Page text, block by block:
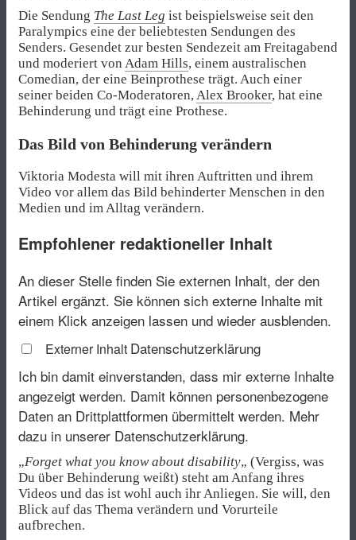
Die Sendung The Last Leg ist beispielsweise seit den
Paralympics eine der beliebtesten Sendungen des
Senders. Gesendet zur besten Sendezeit am Freitagabend
und moderiert von Adam Hills, einem australischen
Comedian, der eine Beinprothese trägt. Auch einer
seiner beiden Co-Moderatoren, Alex Brooker, hat eine
Behinderung und trägt eine Prothese.
Das Bild von Behinderung verändern
Viktoria Modesta will mit ihren Auftritten und ihrem
Video vor allem das Bild behinderter Menschen in den
Medien und im Alltag verändern.
Empfohlener redaktioneller Inhalt
An dieser Stelle finden Sie externen Inhalt, der den
Artikel ergänzt. Sie können sich externe Inhalte mit
einem Klick anzeigen lassen und wieder ausblenden.
Externer Inhalt Datenschutzerklärung
Ich bin damit einverstanden, dass mir externe Inhalte
angezeigt werden. Damit können personenbezogene
Daten an Drittplattformen übermittelt werden. Mehr
dazu in unserer Datenschutzerklärung.
„Forget what you know about disability„ (Vergiss, was
Du über Behinderung weißt) steht am Anfang ihres
Videos und das ist wohl auch ihr Anliegen. Sie will, den
Blick auf das Thema verändern und Vorurteile
aufbrechen.